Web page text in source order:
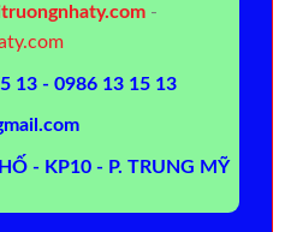
-
13 - 0986 13 15 13
- KP10 - P. TRUNG MỸ